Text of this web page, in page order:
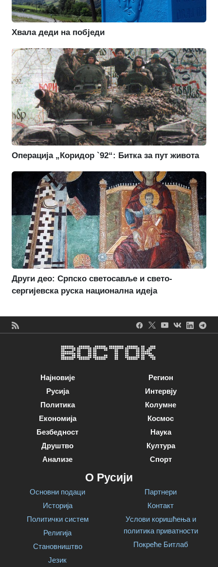
Хвала деди на побједи
Операција „Коридор `92“: Битка за пут живота
Други део: Српско светосавље и свето-
сергијевска руска национална идеја
Најновије
Русија
Политика
Економија
Безбедност
Друштво
Анализе
Регион
Интервју
Колумне
Космос
Наука
Култура
Спорт
О Русији
Основни подаци
Историја
Политички систем
Религија
Становништво
Језик
Партнери
Контакт
Услови коришћења и
политика приватности
Покреће Битлаб